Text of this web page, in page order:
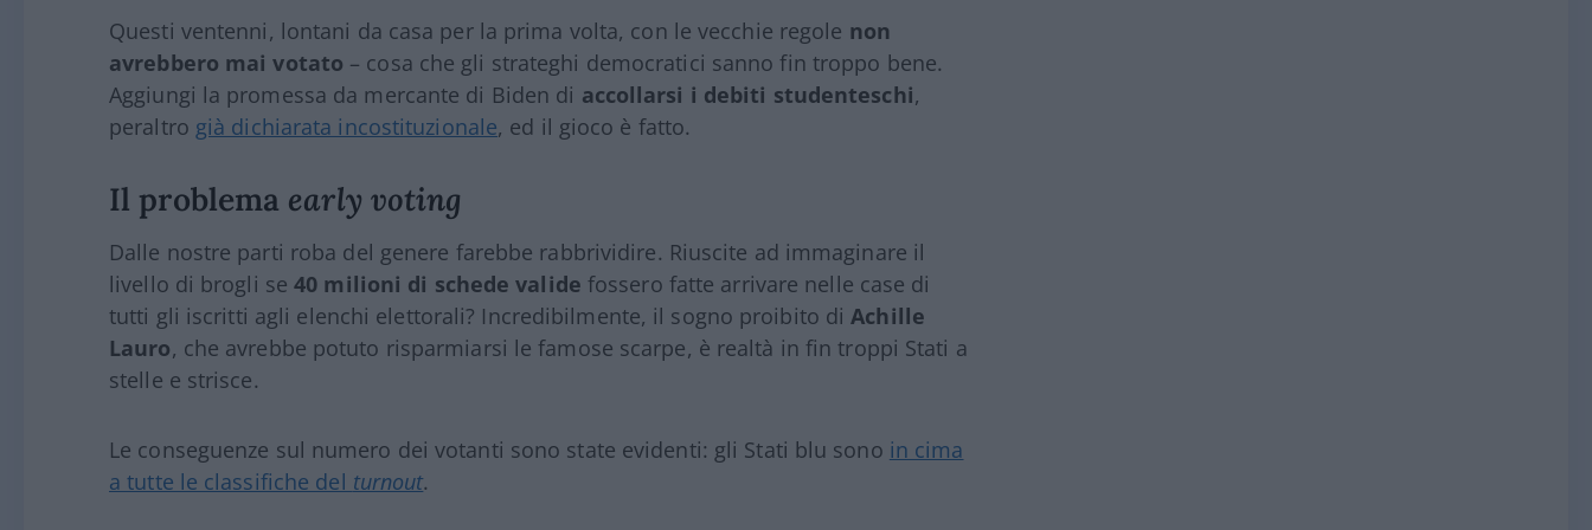
Questi ventenni, lontani da casa per la prima volta, con le vecchie regole non
avrebbero mai votato – cosa che gli strateghi democratici sanno fin troppo bene.
Aggiungi la promessa da mercante di Biden di accollarsi i debiti studenteschi,
peraltro già dichiarata incostituzionale, ed il gioco è fatto.
Il problema early voting
Dalle nostre parti roba del genere farebbe rabbrividire. Riuscite ad immaginare il
livello di brogli se40 milioni di schede valide fossero fatte arrivare nelle case di
tutti gli iscritti agli elenchi elettorali? Incredibilmente, il sogno proibito diAchille
Lauro, che avrebbe potuto risparmiarsi le famose scarpe, è realtà in fin troppi Stati a
stelle e strisce.
Le conseguenze sul numero dei votanti sono state evidenti: gli Stati blu sono in cima
a tutte le classifiche del turnout.